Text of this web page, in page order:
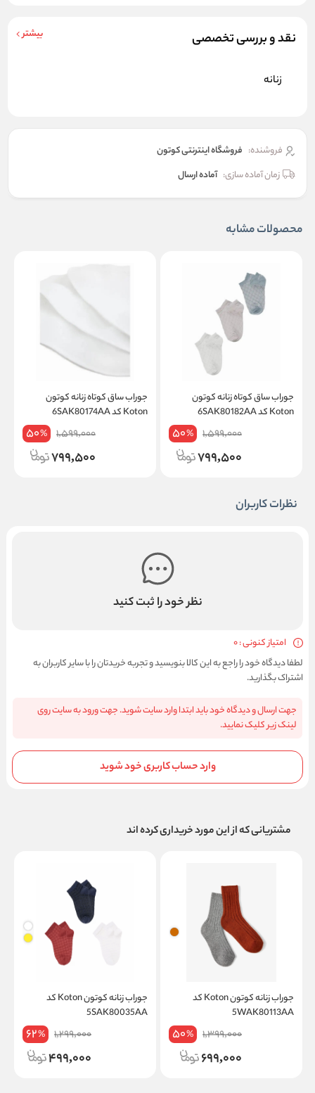
نقد و بررسی تخصصی بیشتر
زنانه
فروشنده: فروشگاه اینترنتی کوتون
زمان آماده سازی: آماده ارسال
محصولات مشابه
جوراب ساق کوتاه زنانه کوتون
Koton کد 6SAK80182AA
1,599,000
50%
799,500
جوراب ساق کوتاه زنانه کوتون
Koton کد 6SAK80174AA
1,599,000
50%
799,500
نظرات کاربران
نظر خود را ثبت کنید
امتیاز کنونی : 0
لطفا دیدگاه خود را راجع به این کالا بنویسید و تجربه خریدتان را با سایر کاربران به
اشتراک بگذارید.
جهت ارسال و دیدگاه خود باید ابتدا وارد سایت شوید. جهت ورود به سایت روی
لینک زیر کلیک نمایید.
وارد حساب کاربری خود شوید
مشتریانی که از این مورد خریداری کرده اند
جوراب زنانه کوتون Koton کد
5WAK80113AA
1,399,000
50%
699,000
جوراب زنانه کوتون Koton کد
5SAK80035AA
1,299,000
62%
499,000